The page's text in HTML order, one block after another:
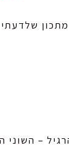
– השוני